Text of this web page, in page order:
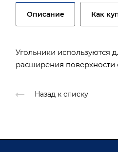
Описание Как
Угольники используются
расширения поверхности
Назад к списку